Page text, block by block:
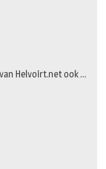
Helvoirt.net ook …